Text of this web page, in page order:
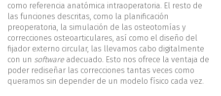
como referencia anatómica intraoperatoria. El resto de
las funciones descritas, como la planificación
preoperatoria, la simulación de las osteotomías y
correcciones osteoarticulares, así como el diseño del
fijador externo circular, las llevamos cabo digitalmente
con un software adecuado. Esto nos ofrece la ventaja de
poder rediseñar las correcciones tantas veces como
queramos sin depender de un modelo físico cada vez.